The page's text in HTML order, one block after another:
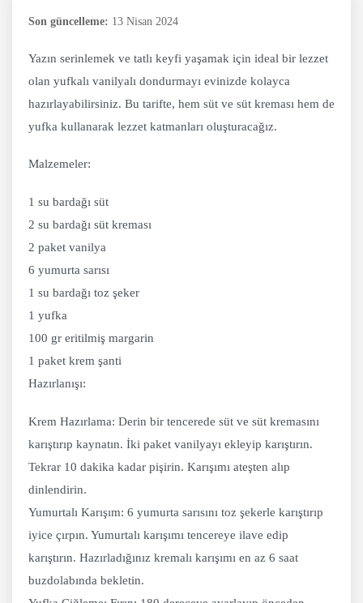
Son güncelleme: 13 Nisan 2024
Yazın serinlemek ve tatlı keyfi yaşamak için ideal bir lezzet
olan yufkalı vanilyalı dondurmayı evinizde kolayca
hazırlayabilirsiniz. Bu tarifte, hem süt ve süt kreması hem de
yufka kullanarak lezzet katmanları oluşturacağız.
Malzemeler:
1 su bardağı süt
2 su bardağı süt kreması
2 paket vanilya
6 yumurta sarısı
1 su bardağı toz şeker
1 yufka
100 gr eritilmiş margarin
1 paket krem şanti
Hazırlanışı:
Krem Hazırlama: Derin bir tencerede süt ve süt kremasını
karıştırıp kaynatın. İki paket vanilyayı ekleyip karıştırın.
Tekrar 10 dakika kadar pişirin. Karışımı ateşten alıp
dinlendirin.
Yumurtalı Karışım: 6 yumurta sarısını toz şekerle karıştırıp
iyice çırpın. Yumurtalı karışımı tencereye ilave edip
karıştırın. Hazırladığınız kremalı karışımı en az 6 saat
buzdolabında bekletin.